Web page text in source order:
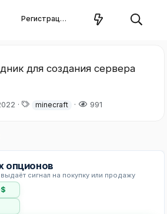
Регистрация
для создания сервера
Тminecraft 991
опционов
сигнал на покупку или продажу